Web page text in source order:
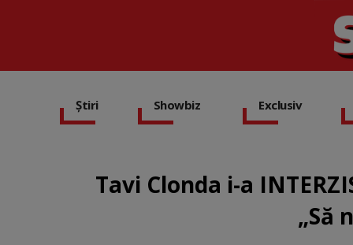
Știri Showbiz Exclusiv
Tavi Clonda i-a
„Să